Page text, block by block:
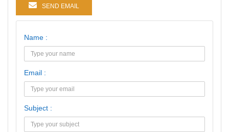
SEND EMAIL
Name :
Email :
Subject :